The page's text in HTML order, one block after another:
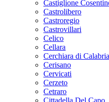
Castiglione
Castrolibero
Castroregio
Castrovillari
Celico
Cellara
Cerchiara di Calabria
Cerisano
Cervicati
Cerzeto
Cetraro
Cittadella Del Capo